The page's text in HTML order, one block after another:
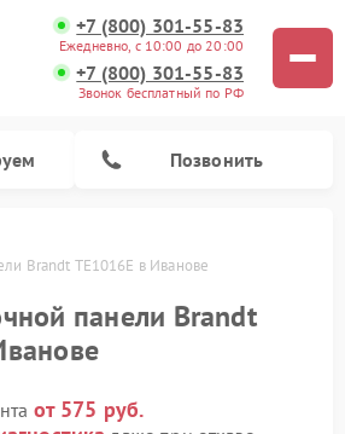
+7 (800) 301-55-83
Ежедневно, с 10:00 до 20:00
+7 (800) 301-55-83
Звонок бесплатный по РФ
Позвонить
Brandt TE1016E в Иванове
панели Brandt
от 575 руб.